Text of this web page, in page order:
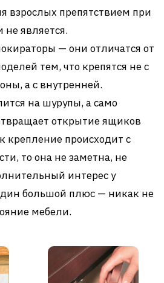
взрослых препятствием при
не является.
— они отличатся от
тем, что крепятся не с
а с внутренней.
на шурупы, а само
открытие ящиков
крепление происходит с
то она не заметна, не
интерес у
большой плюс — никак не
мебели.